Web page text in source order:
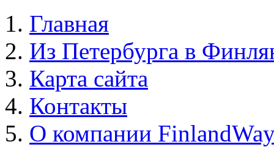
Главная
Из Петербурга в
Карта сайта
Контакты
О компании